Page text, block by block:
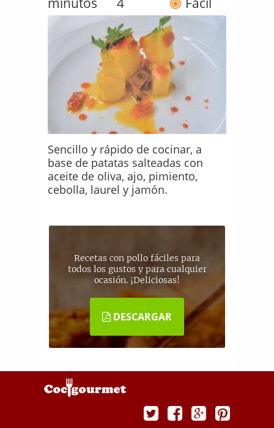
Sencillo y rápido de cocinar, a
base de patatas salteadas con
aceite de oliva, ajo, pimiento,
cebolla, laurel y jamón.
Recetas con pollo fáciles para
todos los gustos y para cualquier
ocasión. ¡Deliciosas!
DESCARGAR